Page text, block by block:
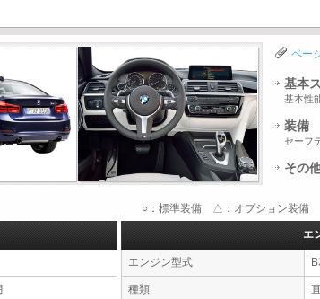
ペー
基本
基本性
装備
セーフ
その
○：標準装備 △：オプション装備 -
エ
エンジン型式
種類